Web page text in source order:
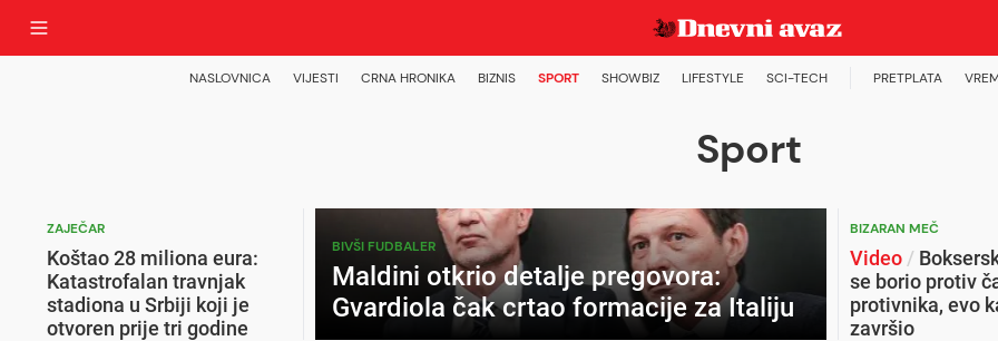
NASLOVNICA VIJESTI CRNA HRONIKA BIZNIS SPORT SHOWBIZ LIFESTYLE SCI-TECH PRETPLATA
Sport
ZAJEČAR
Koštao 28 miliona eura:
Katastrofalan travnjak
stadiona u Srbiji koji je
otvoren prije tri godine
BIVŠI FUDBALER
Maldini otkrio detalje pregovora:
Gvardiola čak crtao formacije za Italiju
BIZARAN MEČ
Video /
se borio protiv
protivnika, evo
završio